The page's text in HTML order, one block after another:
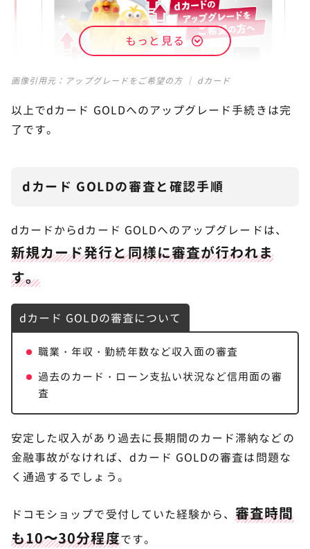
「dカード GOLDへアップグレード」をタップ
もっと見る
画像引用元： アップグレードをご希望の方 ｜ dカード
以上でdカード GOLDへのアップグレード手続きは完
了です。
dカード GOLDの審査と確認手順
dカードからdカード GOLDへのアップグレードは、
新規カード発行と同様に審査が行われま
す。
dカード GOLDの審査について
職業・年収・勤続年数など収入面の審査
過去のカード・ローン支払い状況など信用面の審
査
安定した収入があり過去に長期間のカード滞納などの
金融事故がなければ、dカード GOLDの審査は問題な
く通過するでしょう。
ドコモショップで受付していた経験から、審査時間
も10〜30分程度です。